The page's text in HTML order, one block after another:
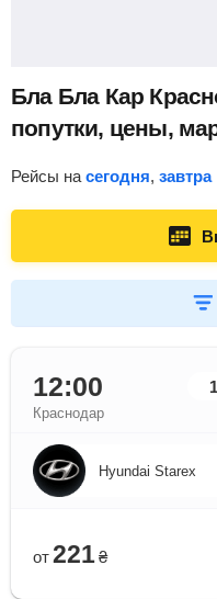
Бла Бла Кар
попутки, цены,
Рейсы на сегодня, завтра
12:00 1
Краснодар
Hyundai Starex
от 221 ₴